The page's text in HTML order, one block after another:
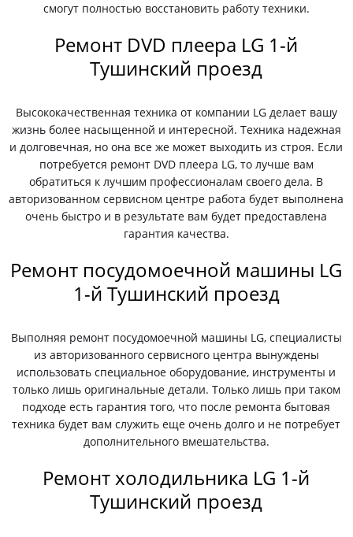
смогут полностью восстановить работу техники.
Ремонт DVD плеера LG 1-й
Тушинский проезд
Высококачественная техника от компании LG делает вашу
жизнь более насыщенной и интересной. Техника надежная
и долговечная, но она все же может выходить из строя. Если
потребуется ремонт DVD плеера LG, то лучше вам
обратиться к лучшим профессионалам своего дела. В
авторизованном сервисном центре работа будет выполнена
очень быстро и в результате вам будет предоставлена
гарантия качества.
Ремонт посудомоечной машины LG
1-й Тушинский проезд
Выполняя ремонт посудомоечной машины LG, специалисты
из авторизованного сервисного центра вынуждены
использовать специальное оборудование, инструменты и
только лишь оригинальные детали. Только лишь при таком
подходе есть гарантия того, что после ремонта бытовая
техника будет вам служить еще очень долго и не потребует
дополнительного вмешательства.
Ремонт холодильника LG 1-й
Тушинский проезд